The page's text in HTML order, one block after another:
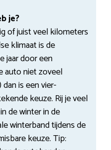
je?
of juist veel kilometers
klimaat is de
jaar door een
auto niet zoveel
is een vier-
keuze. Rij je veel
de winter in de
winterband tijdens de
keuze. Tip: